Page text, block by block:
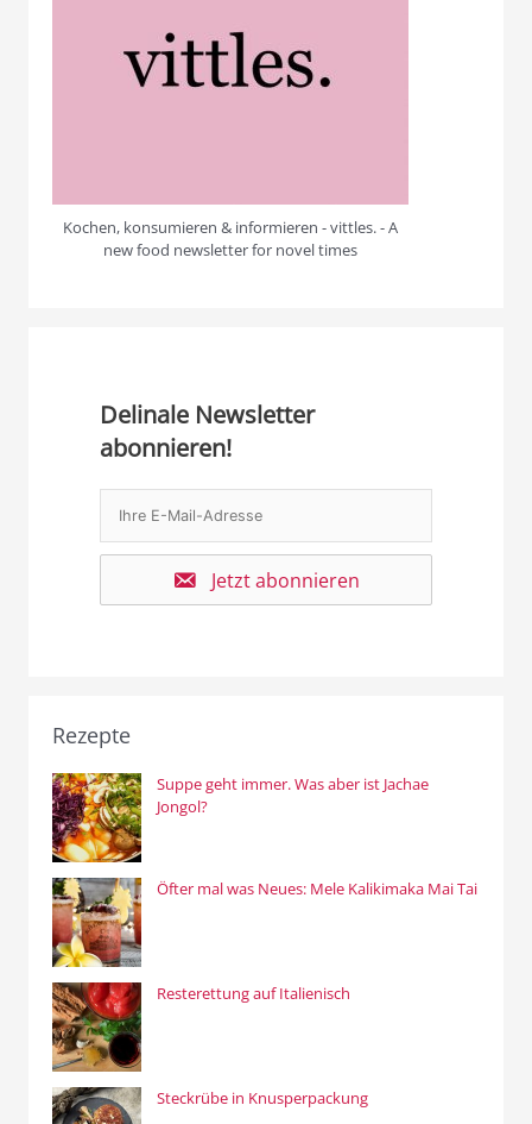
Kochen, konsumieren & informieren - vittles. - A
new food newsletter for novel times
Delinale Newsletter
abonnieren!
Jetzt abonnieren
Rezepte
Suppe geht immer. Was aber ist Jachae
Jongol?
Öfter mal was Neues: Mele Kalikimaka Mai Tai
Resterettung auf Italienisch
Steckrübe in Knusperpackung